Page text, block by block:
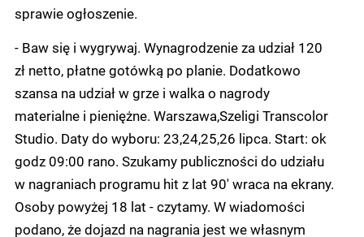
sprawie ogłoszenie.
- Baw się i wygrywaj. Wynagrodzenie za udział 120
zł netto, płatne gotówką po planie. Dodatkowo
szansa na udział w grze i walka o nagrody
materialne i pieniężne. Warszawa,Szeligi Transcolor
Studio. Daty do wyboru: 23,24,25,26 lipca. Start: ok
godz 09:00 rano. Szukamy publiczności do udziału
w nagraniach programu hit z lat 90' wraca na ekrany.
Osoby powyżej 18 lat - czytamy. W wiadomości
podano, że dojazd na nagrania jest we własnym